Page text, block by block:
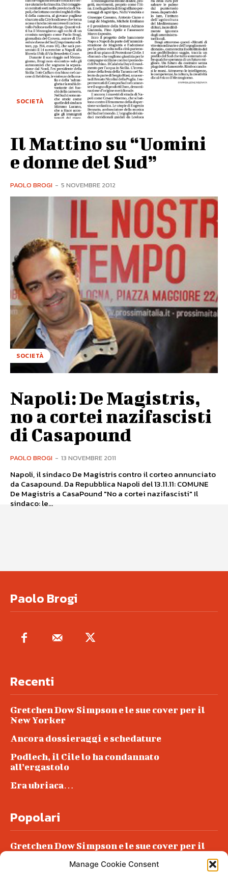
Manage Cookie Consent
SOCIETÀ
Il Mattino su “Uomini
e donne del Sud”
PAOLO BROGI - 5 NOVEMBRE 2012
SOCIETÀ
Napoli: De Magistris,
no a cortei nazifascisti
di Casapound
PAOLO BROGI - 13 NOVEMBRE 2011
Napoli, il sindaco De Magistris contro il corteo annunciato
da Casapound. Da Repubblica Napoli del 13.11.11: COMUNE
De Magistris a CasaPound "No a cortei nazifascisti" Il
sindaco: le...
Paolo Brogi
Recenti
Gretchen Dow Simpson e le sue cover per il
New Yorker
Ancora dossieraggi e schedature
Podlech, il Cile lo ha condannato
all’ergastolo
Era ubriaca…
Popolari
Gretchen Dow Simpson e le sue cover per il